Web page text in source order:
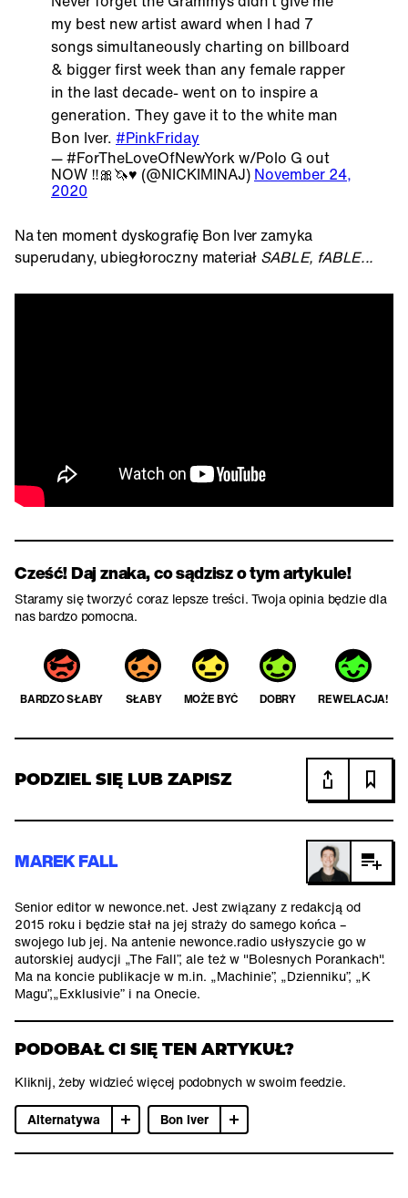
my best new artist award when I had 7
songs simultaneously charting on billboard
& bigger first week than any female rapper
in the last decade- went on to inspire a
generation. They gave it to the white man
Bon Iver. #PinkFriday
— #ForTheLoveOfNewYork w/Polo G out
NOW ‼️🎀🦄♥️ (@NICKIMINAJ) November 24,
2020
Na ten moment dyskografię Bon Iver zamyka
superudany, ubiegłoroczny materiał SABLE, fABLE...
Cześć! Daj znaka, co sądzisz o tym artykule!
Staramy się tworzyć coraz lepsze treści. Twoja opinia będzie dla
nas bardzo pomocna.
BARDZO SŁABY SŁABY MOŻE BYĆ DOBRY REWELACJA!
PODZIEL SIĘ LUB ZAPISZ
MAREK FALL
Senior editor w newonce.net. Jest związany z redakcją od
2015 roku i będzie stał na jej straży do samego końca –
swojego lub jej. Na antenie newonce.radio usłyszycie go w
autorskiej audycji „The Fall”, ale też w "Bolesnych Porankach".
Ma na koncie publikacje w m.in. „Machinie”, „Dzienniku”, „K
Magu”,„Exklusivie” i na Onecie.
PODOBAŁ CI SIĘ TEN ARTYKUŁ?
Kliknij, żeby widzieć więcej podobnych w swoim feedzie.
Alternatywa
Bon Iver